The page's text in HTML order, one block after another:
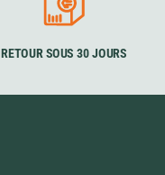
RETOUR SOUS 30 JOURS